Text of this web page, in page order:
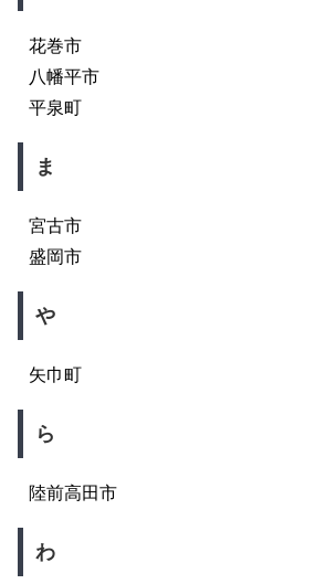
花巻市
八幡平市
平泉町
ま
宮古市
盛岡市
や
矢巾町
ら
陸前高田市
わ